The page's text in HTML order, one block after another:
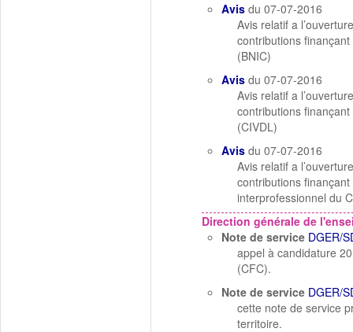
Avis du 07-07-2016
Avis relatif a
contributions
(BNIC)
Avis du 07-07-2016
Avis relatif a
contributions
(CIVDL)
Avis du 07-07-2016
Avis relatif a
contributions
interprofessionnel du
Direction générale de
Note de service DGER/
appel à candidature
(CFC).
Note de service DGER/
cette note de service
territoire.